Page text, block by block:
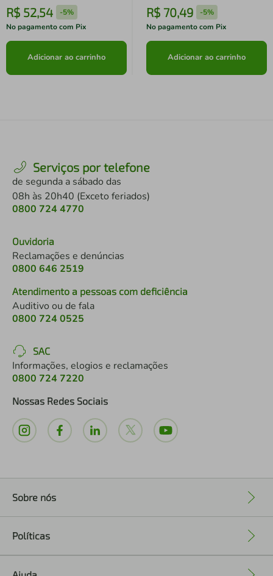
R$ 52,54 -5%
No pagamento com Pix
Adicionar ao carrinho
R$ 70,49 -5%
No pagamento com Pix
Adicionar ao carrinho
Serviços por telefone
de segunda a sábado das
08h às 20h40 (Exceto feriados)
0800 724 4770
Ouvidoria
Reclamações e denúncias
0800 646 2519
Atendimento a pessoas com deficiência
Auditivo ou de fala
0800 724 0525
SAC
Informações, elogios e reclamações
0800 724 7220
Nossas Redes Sociais
Sobre nós
Políticas